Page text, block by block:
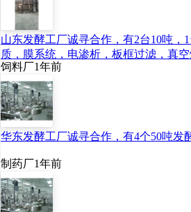
山东发酵工厂诚寻合作，有2台10吨，
质，膜系统，电渗析，板框过滤，真
饲料厂1年前
华东发酵工厂诚寻合作，有4个50吨发
制药厂1年前